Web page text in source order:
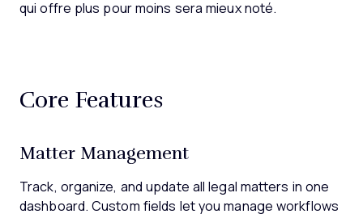
qui offre plus pour moins sera mieux noté.
Core Features
Matter Management
Track, organize, and update all legal matters in one
dashboard. Custom fields let you manage workflows